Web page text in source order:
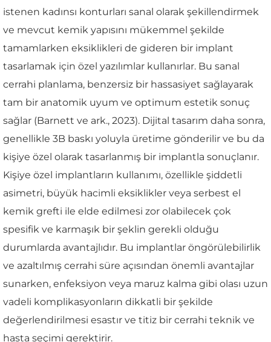
istenen kadınsı konturları sanal olarak şekillendirmek
ve mevcut kemik yapısını mükemmel şekilde
tamamlarken eksiklikleri de gideren bir implant
tasarlamak için özel yazılımlar kullanırlar. Bu sanal
cerrahi planlama, benzersiz bir hassasiyet sağlayarak
tam bir anatomik uyum ve optimum estetik sonuç
sağlar (Barnett ve ark., 2023). Dijital tasarım daha sonra,
genellikle 3B baskı yoluyla üretime gönderilir ve bu da
kişiye özel olarak tasarlanmış bir implantla sonuçlanır.
Kişiye özel implantların kullanımı, özellikle şiddetli
asimetri, büyük hacimli eksiklikler veya serbest el
kemik grefti ile elde edilmesi zor olabilecek çok
spesifik ve karmaşık bir şeklin gerekli olduğu
durumlarda avantajlıdır. Bu implantlar öngörülebilirlik
ve azaltılmış cerrahi süre açısından önemli avantajlar
sunarken, enfeksiyon veya maruz kalma gibi olası uzun
vadeli komplikasyonların dikkatli bir şekilde
değerlendirilmesi esastır ve titiz bir cerrahi teknik ve
hasta seçimi gerektirir.